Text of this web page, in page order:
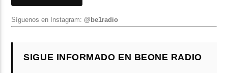
Síguenos en Instagram:@be1radio
SIGUE INFORMADO EN BEONE RADIO